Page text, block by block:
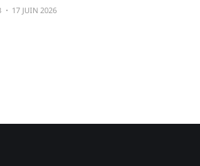
17 JUIN 2026